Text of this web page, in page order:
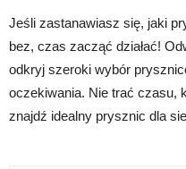
Jeśli zastanawiasz się, jaki
bez, czas zacząć działać!
odkryj szeroki wybór
oczekiwania. Nie trać czasu,
znajdź idealny prysznic dla